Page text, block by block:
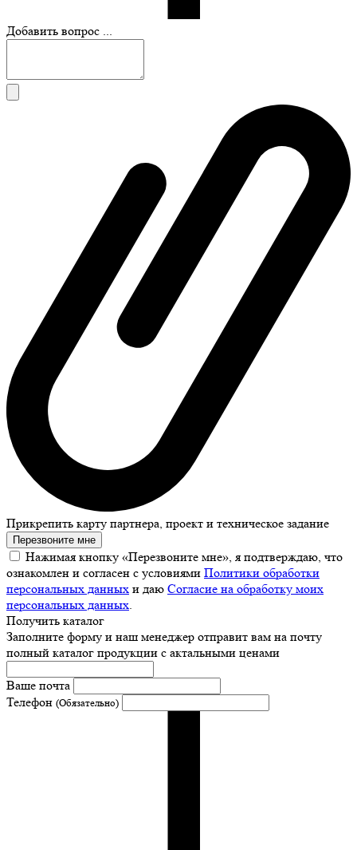
Добавить вопрос ...
Прикрепить карту партнера, проект и техническое задание
Перезвоните мне
Нажимая кнопку «Перезвоните мне», я подтверждаю, что
ознакомлен и согласен с условиями Политики обработки
персональных данных и даю Согласие на обработку моих
персональных данных.
Получить каталог
Заполните форму и наш менеджер отправит вам на почту
полный каталог продукции с актальными ценами
Ваше почта
Телефон (Обязательно)